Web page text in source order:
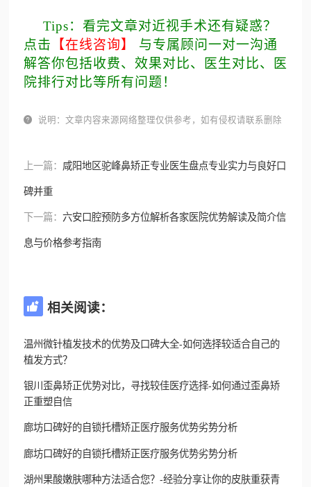
Tips：看完文章对近视手术还有疑惑？
点击 【在线咨询】
与专属顾问一对一沟通
解答你包括收费、效果对比、医生对比、医
院排行对比等所有问题！
 说明：文章内容来源网络整理仅供参考，如有侵权请联系删除
上一篇： 咸阳地区驼峰鼻矫正专业医生盘点专业实力与良好口
碑并重
下一篇： 六安口腔预防多方位解析各家医院优势解读及简介信
息与价格参考指南
 相关阅读：
温州微针植发技术的优势及口碑大全-如何选择较适合自己的
植发方式？
银川歪鼻矫正优势对比，寻找较佳医疗选择-如何通过歪鼻矫
正重塑自信
廊坊口碑好的自锁托槽矫正医疗服务优势劣势分析
廊坊口碑好的自锁托槽矫正医疗服务优势劣势分析
湖州果酸嫩肤哪种方法适合您？-经验分享让你的皮肤重获青